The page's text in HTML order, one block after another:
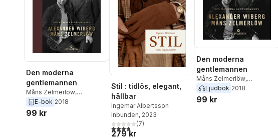
Den moderna
gentlemannen
Måns Zelmerlöw,
Alexander Wiberg
E-bok 2018
99 kr
Stil : tidlös, elegant,
hållbar
Ingemar Albertsson
Inbunden, 2023
3,7utav 5 stjärnor. Totalt antal röster:
(7)
279 kr
Den moderna
gentlemannen
Måns Zelmerlöw,
Alexander Wiberg
Ljudbok 2018
99 kr